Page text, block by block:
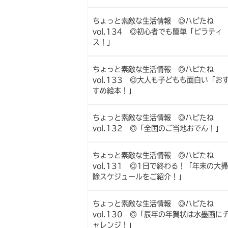
ちょっと素敵な生活情報 ◎ハピたね
vol.134 ◎初心者でも簡単「ピラティ
ス！」
ちょっと素敵な生活情報 ◎ハピたね
vol.133 ◎大人も子どもも面白い「お
すめ絵本！」
ちょっと素敵な生活情報 ◎ハピたね
vol.132 ◎「全国のご当地おでん！」
ちょっと素敵な生活情報 ◎ハピたね
vol.131 ◎1日で終わる！「年末の大掃
除スケジュールをご紹介！」
ちょっと素敵な生活情報 ◎ハピたね
vol.130 ◎「辰年の年賀状は水墨画に
ャレンジ！」